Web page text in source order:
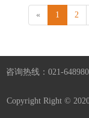
现代化建设..
«
1 2
咨询热线：021-
Copyright Right ©